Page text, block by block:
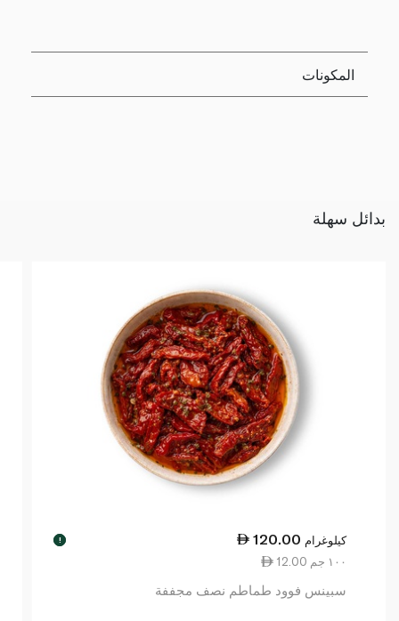
المكونات
بدائل سهلة
120.00 كيلوغرام !
12.00 ١٠٠ جم
سبينس فوود طماطم نصف مجففة